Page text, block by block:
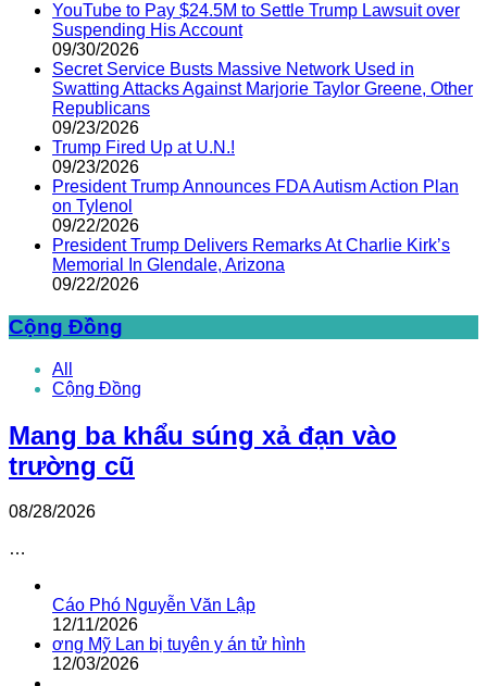
YouTube to Pay $24.5M to Settle Trump Lawsuit over
Suspending His Account
09/30/2026
Secret Service Busts Massive Network Used in
Swatting Attacks Against Marjorie Taylor Greene, Other
Republicans
09/23/2026
Trump Fired Up at U.N.!
09/23/2026
President Trump Announces FDA Autism Action Plan
on Tylenol
09/22/2026
President Trump Delivers Remarks At Charlie Kirk’s
Memorial In Glendale, Arizona
09/22/2026
Cộng Đồng
All
Cộng Đồng
Mang ba khẩu súng xả đạn vào
trường cũ
08/28/2026
…
Cáo Phó Nguyễn Văn Lập
12/11/2026
ơng Mỹ Lan bị tuyên y án tử hình
12/03/2026